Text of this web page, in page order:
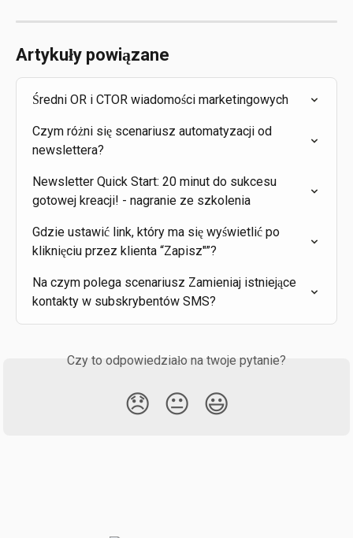
Artykuły powiązane
Średni OR i CTOR wiadomości marketingowych
Czym różni się scenariusz automatyzacji od
newslettera?
Newsletter Quick Start: 20 minut do sukcesu
gotowej kreacji! - nagranie ze szkolenia
Gdzie ustawić link, który ma się wyświetlić po
kliknięciu przez klienta “Zapisz"”?
Na czym polega scenariusz Zamieniaj istniejące
kontakty w subskrybentów SMS?
Czy to odpowiedziało na twoje pytanie?
😞 😐 😃